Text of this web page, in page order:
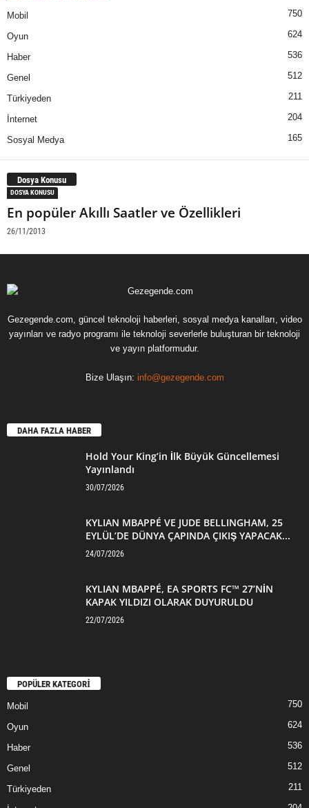
Mobil 750
Oyun 624
Haber 536
Genel 512
Türkiyeden 211
İnternet 204
Sosyal Medya 165
Dosya Konusu
DOSYA KONUSU
En popüler Akıllı Saatler ve Özellikleri
26/11/2013
Gezegende.com, güncel teknoloji haberleri, sosyal medya kanalları, video
yayınları ve radyo programı ile teknoloji severlerle buluşturan bir teknoloji
ve yayın platformudur.
Bize Ulaşın: info@gezegende.com
DAHA FAZLA HABER
Hold Your King’in İlk Büyük Güncellemesi
Yayınlandı
30/07/2026
KYLIAN MBAPPÉ VE JUDE BELLINGHAM, 25
EYLÜL’DE DÜNYA ÇAPINDA ÇIKIŞ YAPACAK...
24/07/2026
KYLIAN MBAPPÉ, EA SPORTS FC™ 27’NİN
KAPAK YILDIZI OLARAK DUYURULDU
22/07/2026
POPÜLER KATEGORİ
Mobil 750
Oyun 624
Haber 536
Genel 512
Türkiyeden 211